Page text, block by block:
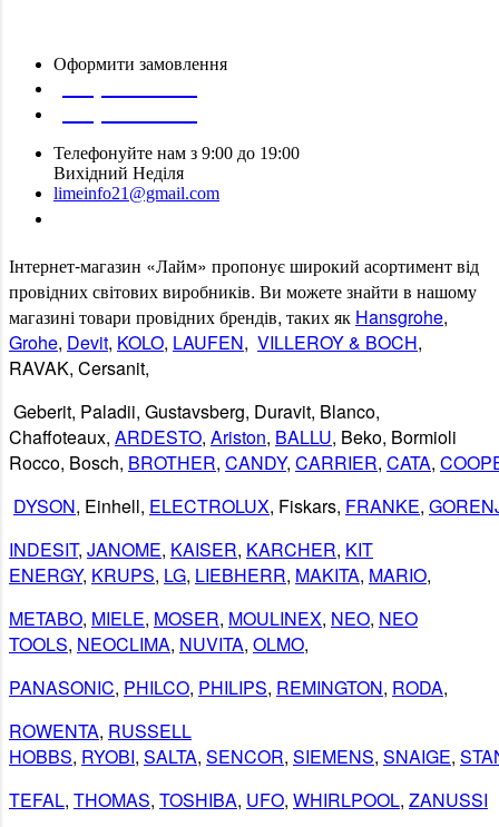
Оформити замовлення
Телефонуйте нам з 9:00 до 19:00
Вихідний Неділя
limeinfo21@gmail.com
Інтернет-магазин «Лайм» пропонуєширокий асортиментвід
провіднихсвітовихвиробників. Ви можетезнайти в нашому
магазинітовари провіднихбрендів, такихяк Hansgrohe,
Grohe, Devit, KOLO, LAUFEN, VILLEROY & BOCH,
RAVAK, Cersanit,
Geberit, Paladii, Gustavsberg, Duravit, Blanco,
Chaffoteaux, ARDESTO, Ariston, BALLU, Beko, Bormioli
Rocco, Bosch, BROTHER, CANDY, CARRIER, CATA,
DYSON, Einhell, ELECTROLUX, Fiskars, FRANKE,
INDESIT, JANOME, KAISER, KARCHER, KIT
ENERGY, KRUPS, LG, LIEBHERR, MAKITA, MARIO,
METABO, MIELE, MOSER, MOULINEX, NEO, NEO
TOOLS, NEOCLIMA, NUVITA, OLMO,
PANASONIC, PHILCO, PHILIPS, REMINGTON, RODA,
ROWENTA, RUSSELL
HOBBS, RYOBI, SALTA, SENCOR, SIEMENS, SNAIGE,
TEFAL, THOMAS, TOSHIBA, UFO, WHIRLPOOL, ZANUSSI